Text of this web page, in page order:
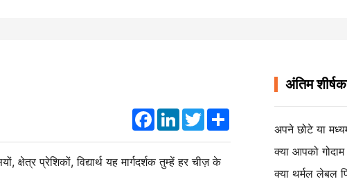
Facebook
LinkedInTwitterShare
प्रेशिकों, विद्यार्थ यह मार्गदर्शक तुम्हें हर चीज़ के
अंतिम शीर्षक